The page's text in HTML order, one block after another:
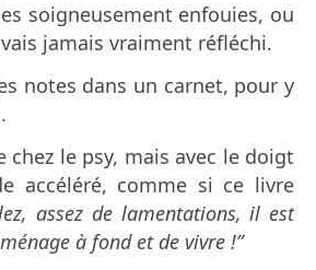
soigneusement enfouies, ou
jamais vraiment réfléchi.
notes dans un carnet, pour y
chez le psy, mais avec le doigt
accéléré, comme si ce livre
assez de lamentations, il est
à fond et de vivre !”